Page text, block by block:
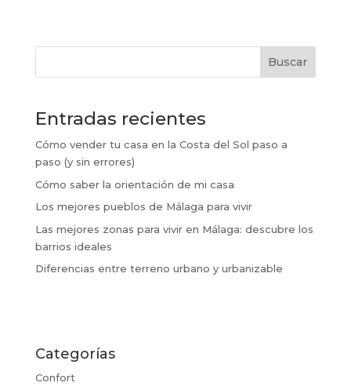
Buscar
Entradas recientes
Cómo vender tu casa en la Costa del Sol paso a
paso (y sin errores)
Cómo saber la orientación de mi casa
Los mejores pueblos de Málaga para vivir
Las mejores zonas para vivir en Málaga: descubre los
barrios ideales
Diferencias entre terreno urbano y urbanizable
Categorías
Confort